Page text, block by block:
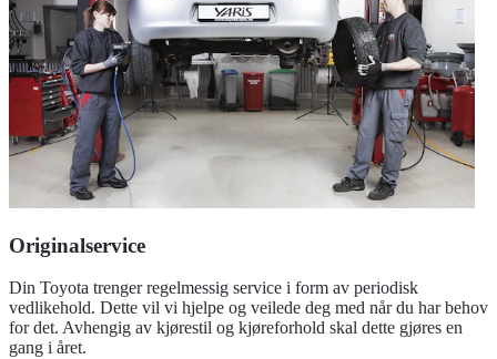
Originalservice
Din Toyota trenger regelmessig service i form av periodisk
vedlikehold. Dette vil vi hjelpe og veilede deg med når du har behov
for det. Avhengig av kjørestil og kjøreforhold skal dette gjøres en
gang i året.